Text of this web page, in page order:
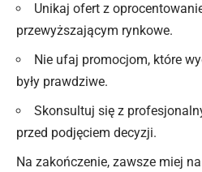
Unikaj ofert z
przewyższającym rynkowe.
Nie ufaj promocjom, które
były prawdziwe.
Skonsultuj się z
przed podjęciem decyzji.
Na zakończenie, zawsze miej